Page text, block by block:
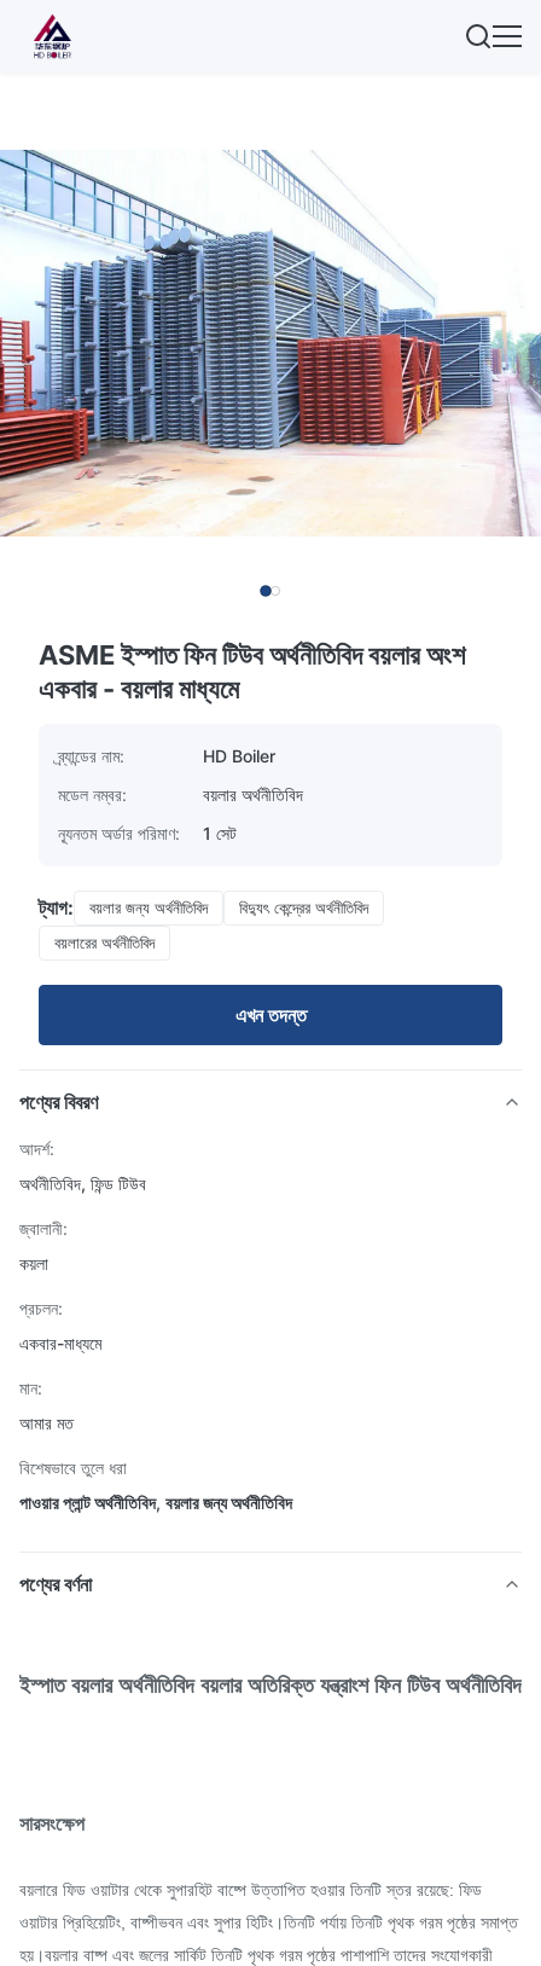
ASME ইস্পাত ফিন টিউব অর্থনীতিবিদ বয়লার অংশ
একবার - বয়লার মাধ্যমে
ব্র্যান্ডের নাম:
HD Boiler
মডেল নম্বর:
বয়লার অর্থনীতিবিদ
ন্যূনতম অর্ডার পরিমাণ:
1 সেট
ট্যাগ: বয়লার জন্য অর্থনীতিবিদ
বিদ্যুৎ কেন্দ্রের অর্থনীতিবিদ
বয়লারের অর্থনীতিবিদ
এখন তদন্ত
পণ্যের বিবরণ
আদর্শ:
অর্থনীতিবিদ, ফিন্ড টিউব
জ্বালানী:
কয়লা
প্রচলন:
একবার-মাধ্যমে
মান:
আমার মত
বিশেষভাবে তুলে ধরা
পাওয়ার প্লান্ট অর্থনীতিবিদ, বয়লার জন্য অর্থনীতিবিদ
পণ্যের বর্ণনা
ইস্পাত বয়লার অর্থনীতিবিদ বয়লার অতিরিক্ত যন্ত্রাংশ ফিন টিউব অর্থনীতিবিদ
সারসংক্ষেপ
বয়লারে ফিড ওয়াটার থেকে সুপারহিট বাষ্পে উত্তাপিত হওয়ার তিনটি স্তর রয়েছে: ফিড
ওয়াটার প্রিহিয়েটিং, বাষ্পীভবন এবং সুপার হিটিং।তিনটি পর্যায় তিনটি পৃথক গরম পৃষ্ঠের সমাপ্ত
হয়।বয়লার বাষ্প এবং জলের সার্কিট তিনটি পৃথক গরম পৃষ্ঠের পাশাপাশি তাদের সংযোগকারী